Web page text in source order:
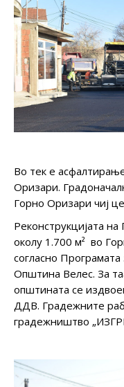
Во тек е
Оризари.
Горно Оризари чиј
Реконструкцијата
околу 1.700 м² во
согласно
Општина Велес. За
општината се
ДДВ. Градежните
градежништво